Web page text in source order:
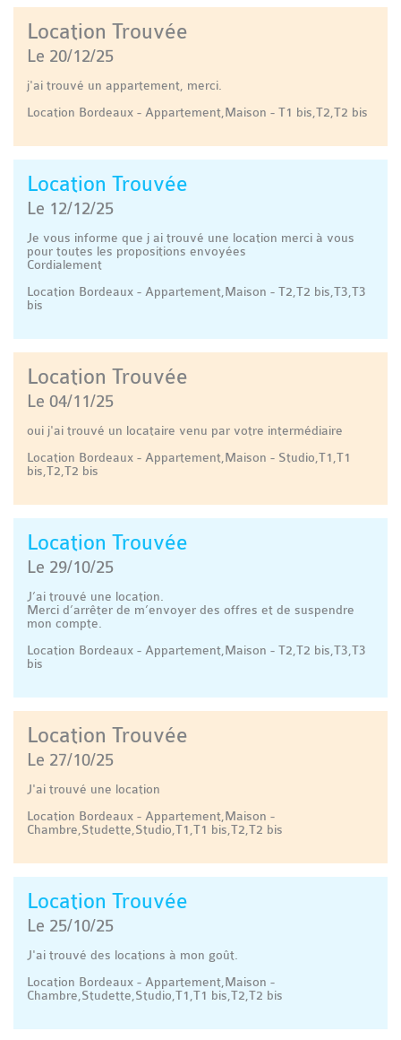
Location Trouvée
Le 20/12/25
j'ai trouvé un appartement, merci.
Location Bordeaux - Appartement,Maison - T1 bis,T2,T2 bis
Location Trouvée
Le 12/12/25
Je vous informe que j ai trouvé une location merci à vous
pour toutes les propositions envoyées
Cordialement
Location Bordeaux - Appartement,Maison - T2,T2 bis,T3,T3
bis
Location Trouvée
Le 04/11/25
oui j'ai trouvé un locataire venu par votre intermédiaire
Location Bordeaux - Appartement,Maison - Studio,T1,T1
bis,T2,T2 bis
Location Trouvée
Le 29/10/25
J’ai trouvé une location.
Merci d’arrêter de m’envoyer des offres et de suspendre
mon compte.
Location Bordeaux - Appartement,Maison - T2,T2 bis,T3,T3
bis
Location Trouvée
Le 27/10/25
J'ai trouvé une location
Location Bordeaux - Appartement,Maison -
Chambre,Studette,Studio,T1,T1 bis,T2,T2 bis
Location Trouvée
Le 25/10/25
J'ai trouvé des locations à mon goût.
Location Bordeaux - Appartement,Maison -
Chambre,Studette,Studio,T1,T1 bis,T2,T2 bis